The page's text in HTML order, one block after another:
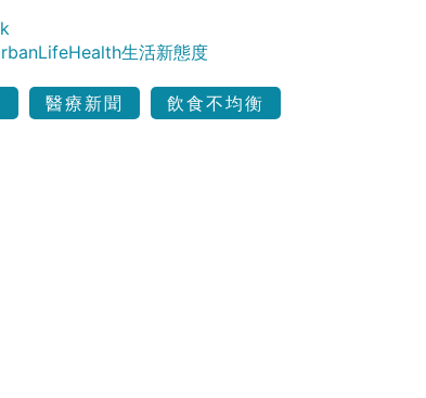
生活新態度
醫療新聞 飲食不均衡